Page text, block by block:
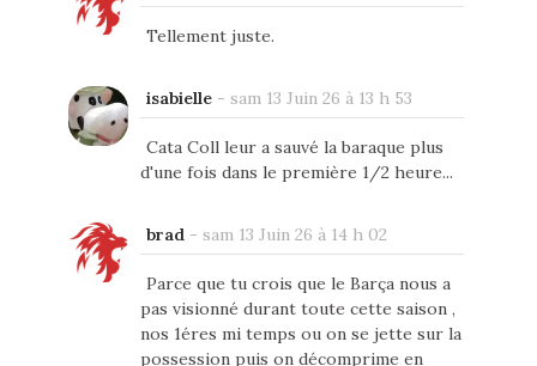
Tellement juste.
isabielle- sam 13 Juin 26 à 13 h 53
Cata Coll leur a sauvé la baraque plus
d'une fois dans le première 1/2 heure...
brad- sam 13 Juin 26 à 14 h 02
Parce que tu crois que le Barça nous a
pas visionné durant toute cette saison ,
nos 1éres mi temps ou on se jette sur la
possession puis on décomprime en